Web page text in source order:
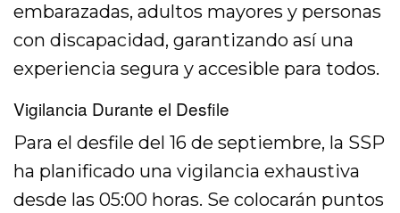
embarazadas, adultos mayores y personas
con discapacidad, garantizando así una
experiencia segura y accesible para todos.
Vigilancia Durante el Desfile
Para el desfile del 16 de septiembre, la SSP
ha planificado una vigilancia exhaustiva
desde las 05:00 horas. Se colocarán puntos